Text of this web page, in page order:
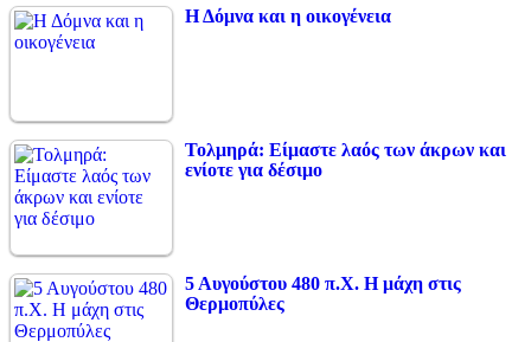
Η Δόμνα και η οικογένεια
Τολμηρά: Είμαστε λαός των άκρων και
ενίοτε για δέσιμο
5 Αυγούστου 480 π.Χ. Η μάχη στις
Θερμοπύλες